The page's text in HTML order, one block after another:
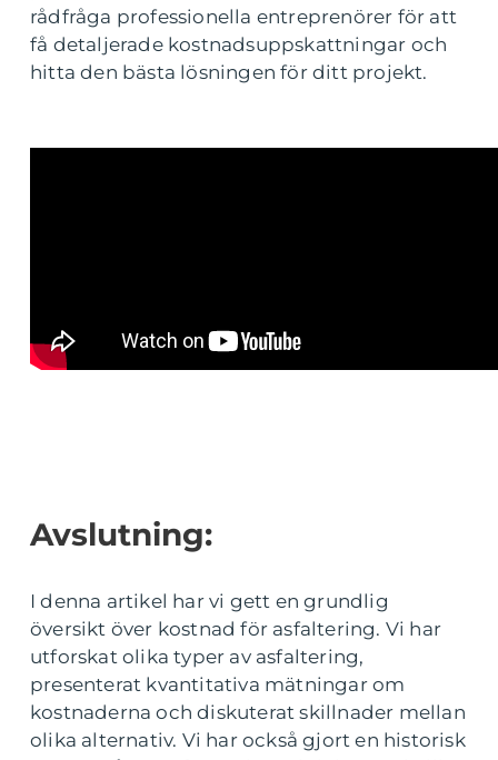
rådfråga professionella entreprenörer för att
få detaljerade kostnadsuppskattningar och
hitta den bästa lösningen för ditt projekt.
Avslutning:
I denna artikel har vi gett en grundlig
översikt över kostnad för asfaltering. Vi har
utforskat olika typer av asfaltering,
presenterat kvantitativa mätningar om
kostnaderna och diskuterat skillnader mellan
olika alternativ. Vi har också gjort en historisk